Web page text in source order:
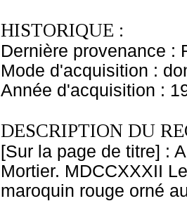
HISTORIQUE :
Dernière provenance :
Mode d'acquisition :
Année d'acquisition :
DESCRIPTION DU
[Sur la page de titre] :
Mortier. MDCCXXXII
maroquin rouge orné